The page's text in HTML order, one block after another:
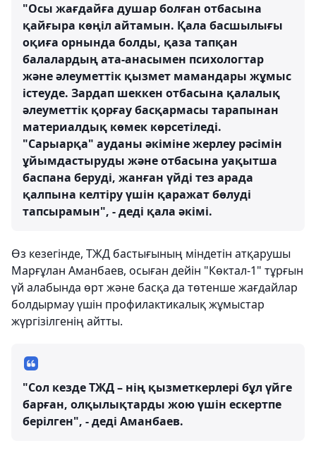
"Осы жағдайға душар болған отбасына
қайғыра көңіл айтамын. Қала басшылығы
оқиға орнында болды, қаза тапқан
балалардың ата-анасымен психологтар
және әлеуметтік қызмет мамандары жұмыс
істеуде. Зардап шеккен отбасына қалалық
әлеуметтік қорғау басқармасы тарапынан
материалдық көмек көрсетіледі.
"Сарыарқа" ауданы әкіміне жерлеу рәсімін
ұйымдастыруды және отбасына уақытша
баспана беруді, жанған үйді тез арада
қалпына келтіру үшін қаражат бөлуді
тапсырамын", - деді қала әкімі.
Өз кезегінде, ТЖД бастығының міндетін атқарушы
Марғұлан Аманбаев, осыған дейін "Көктал-1" тұрғын
үй алабында өрт және басқа да төтенше жағдайлар
болдырмау үшін профилактикалық жұмыстар
жүргізілгенің айтты.
"Сол кезде ТЖД – нің қызметкерлері бұл үйге
барған, олқылықтарды жою үшін ескертпе
берілген", - деді Аманбаев.